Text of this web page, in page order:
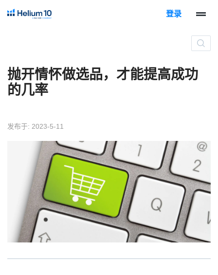
登录
抛开情怀做选品，才能提高成功
的几率
发布于: 2023-5-11